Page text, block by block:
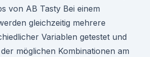
von AB Tasty Bei einem
gleichzeitig mehrere
Variablen getestet und
möglichen Kombinationen am